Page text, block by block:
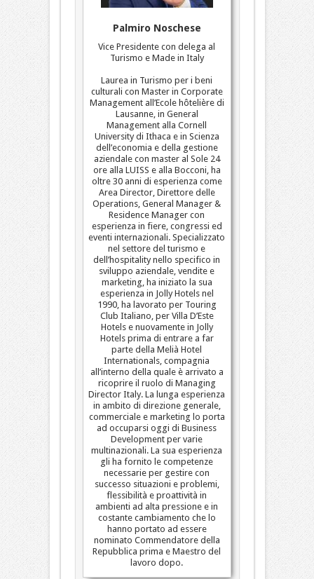
Palmiro Noschese
Vice Presidente con delega al
Turismo e Made in Italy
Laurea in Turismo per i beni
culturali con Master in Corporate
Management all’Ecole hôtelière di
Lausanne, in General
Management alla Cornell
University di Ithaca e in Scienza
dell’economia e della gestione
aziendale con master al Sole 24
ore alla LUISS e alla Bocconi, ha
oltre 30 anni di esperienza come
Area Director, Direttore delle
Operations, General Manager &
Residence Manager con
esperienza in fiere, congressi ed
eventi internazionali. Specializzato
nel settore del turismo e
dell’hospitality nello specifico in
sviluppo aziendale, vendite e
marketing, ha iniziato la sua
esperienza in Jolly Hotels nel
1990, ha lavorato per Touring
Club Italiano, per Villa D’Este
Hotels e nuovamente in Jolly
Hotels prima di entrare a far
parte della Melià Hotel
Internationals, compagnia
all’interno della quale è arrivato a
ricoprire il ruolo di Managing
Director Italy. La lunga esperienza
in ambito di direzione generale,
commerciale e marketing lo porta
ad occuparsi oggi di Business
Development per varie
multinazionali. La sua esperienza
gli ha fornito le competenze
necessarie per gestire con
successo situazioni e problemi,
flessibilità e proattività in
ambienti ad alta pressione e in
costante cambiamento che lo
hanno portato ad essere
nominato Commendatore della
Repubblica prima e Maestro del
lavoro dopo.